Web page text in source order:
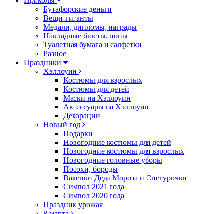
Бутафорские деньги
Вещи-гиганты
Медали, дипломы, награды
Накладные бюсты, попы
Туалетная бумага и салфетки
Разное
Праздники
Хэллоуин
Костюмы для взрослых
Костюмы для детей
Маски на Хэллоуин
Аксессуары на Хэллоуин
Декорации
Новый год
Подарки
Новогодние костюмы для детей
Новогодние костюмы для взрослых
Новогодние головные уборы
Посохи, бороды
Валенки Деда Мороза и Снегурочки
Символ 2021 года
Символ 2020 года
Праздник урожая